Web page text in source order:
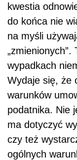
kwestia
do końca nie
na myśli
wypadkach
Wydaje się, że
warunków
podatnika. Nie
ma dotyczyć
czy też
ogólnych